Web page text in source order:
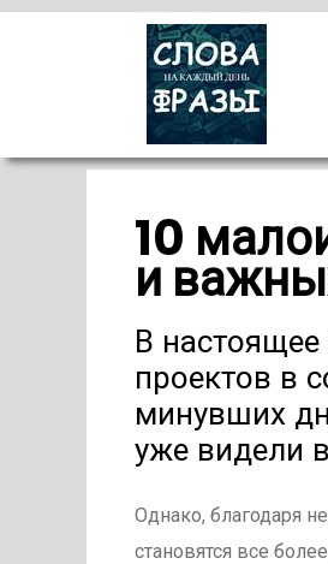
10
и
В
проектов в
минувших
уже видели
Однако, благодаря
становятся все